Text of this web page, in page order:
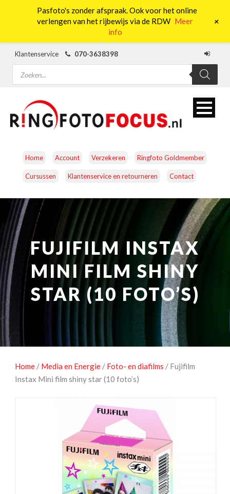
Klantenservice
070-3638398
Producten
zoeken
Home Account Verzekeren Ringfoto Goldmember
Cursussen Klantenservice en retourneren Contact
CAMERA’S OBJECTIEVEN ACCESSOIRES
NATUUROBSERVATIE MEDIA EN ENERGIE
STUDIOFOTOGRAFIE OCCASIONS
FUJIFILM INSTAX
MINI FILM SHINY
STAR (10 FOTO’S)
Home / Media en Energie / Foto- en diafilms / Fujifilm
Instax Mini film shiny star (10 foto’s)
Pasfoto's zonder afspraak. Ook voor het online
verlengen van het rijbewijs via de RDW Meer
info
+